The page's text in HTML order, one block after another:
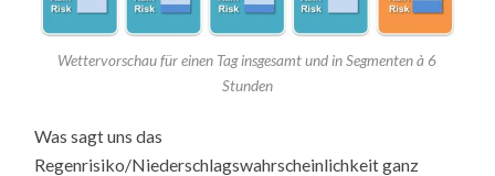
Wettervorschau für einen Tag insgesamt und in Segmenten à 6
Stunden
Was sagt uns das
Regenrisiko/Niederschlagswahrscheinlichkeit ganz